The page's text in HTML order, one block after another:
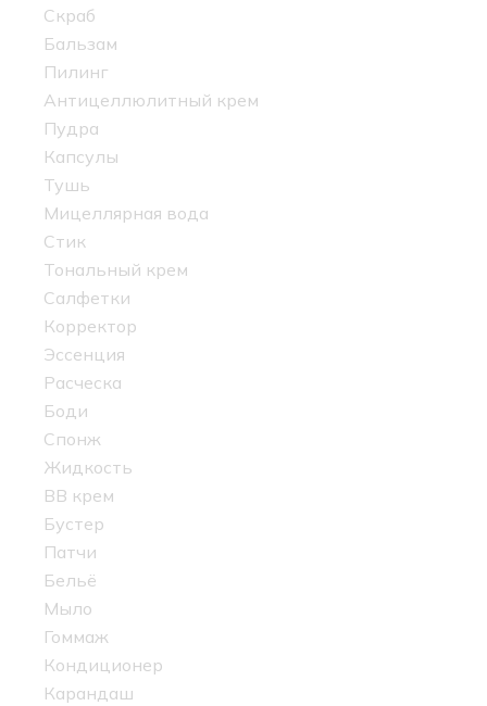
Скраб
Бальзам
Пилинг
Антицеллюлитный крем
Пудра
Капсулы
Тушь
Мицеллярная вода
Стик
Тональный крем
Салфетки
Корректор
Эссенция
Расческа
Боди
Спонж
Жидкость
BB крем
Бустер
Патчи
Бельё
Мыло
Гоммаж
Кондиционер
Карандаш